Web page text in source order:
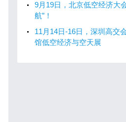
9月19日，北京低空经济大
航”！
11月14日-16日，深圳高交
馆低空经济与空天展